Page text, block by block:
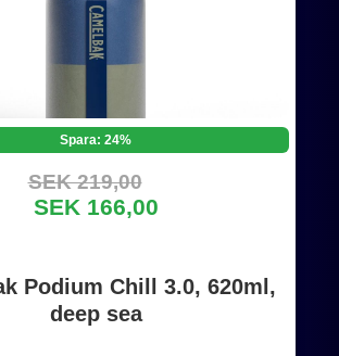
Spara: 24%
SEK 219,00
SEK 166,00
Podium Chill 3.0, 620ml,
deep sea